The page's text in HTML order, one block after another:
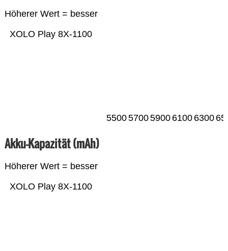
Höherer Wert = besser
XOLO Play 8X-1100
550057005900 6100 6300
Akku-Kapazität (mAh)
Höherer Wert = besser
XOLO Play 8X-1100